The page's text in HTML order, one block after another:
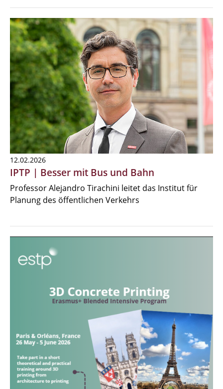
12.02.2026
IPTP | Besser mit Bus und Bahn
Professor Alejandro Tirachini leitet das Institut für
Planung des öffentlichen Verkehrs